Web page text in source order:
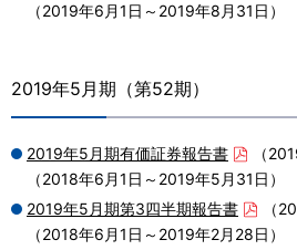
（2019年6月1日～2019年8月31日）
2019年5月期（第52期）
2019年5月期有価証券報告書
（
（2018年6月1日～2019年5月31日）
2019年5月期第3四半期報告書
（
（2018年6月1日～2019年2月28日）